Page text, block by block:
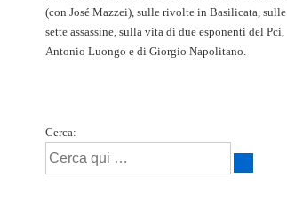
(con José Mazzei), sulle rivolte in Basilicata, sulle
sette assassine, sulla vita di due esponenti del Pci,
Antonio Luongo e di Giorgio Napolitano.
Cerca: